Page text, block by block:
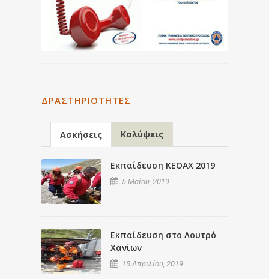
ΔΡΑΣΤΗΡΙΌΤΗΤΕΣ
Ασκήσεις Καλύψεις
Εκπαίδευση ΚΕΟΑΧ 2019
5 Μαΐου, 2019
Εκπαίδευση στο Λουτρό
Χανίων
15 Απριλίου, 2019